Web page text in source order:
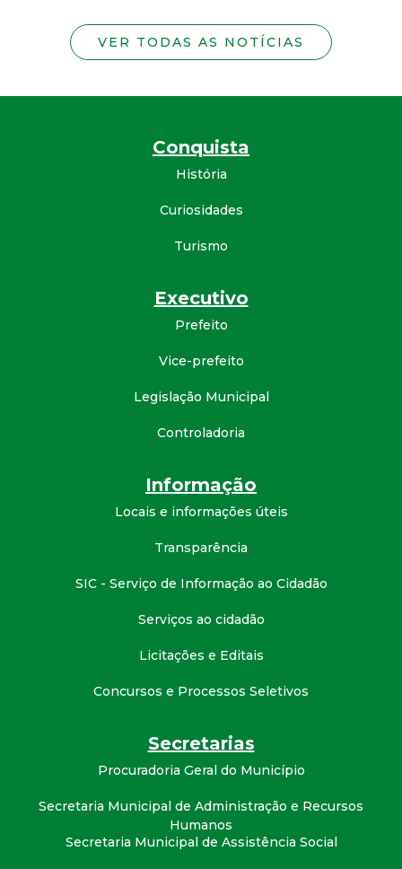
VER TODAS AS NOTÍCIAS
Conquista
História
Curiosidades
Turismo
Executivo
Prefeito
Vice-prefeito
Legislação Municipal
Controladoria
Informação
Locais e informações úteis
Transparência
SIC - Serviço de Informação ao Cidadão
Serviços ao cidadão
Licitações e Editais
Concursos e Processos Seletivos
Secretarias
Procuradoria Geral do Município
Secretaria Municipal de Administração e Recursos
Humanos
Secretaria Municipal de Assistência Social